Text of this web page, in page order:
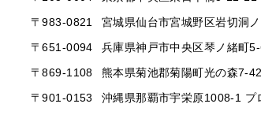
〒983-0821 宮城県仙台市宮城野区岩切洞
〒651-0094 兵庫県神戸市中央区琴ノ緒町
〒869-1108 熊本県菊池郡菊陽町光の森7-
〒901-0153 沖縄県那覇市宇栄原1008-1 プ